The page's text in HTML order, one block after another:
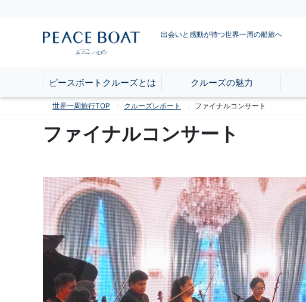
出会いと感動が待つ世界一周の船旅へ
ピースボートクルーズとは クルーズの魅力
世界一周旅行TOP クルーズレポート ファイナルコンサート
ファイナルコンサート